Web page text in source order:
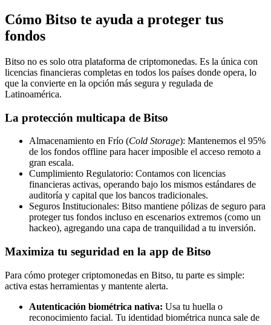
Cómo Bitso te ayuda a proteger tus
fondos
Bitso no es solo otra plataforma de criptomonedas. Es la única con
licencias financieras completas en todos los países donde opera, lo
que la convierte en la opción más segura y regulada de
Latinoamérica.
La protección multicapa de Bitso
Almacenamiento en Frío (Cold Storage): Mantenemos el 95%
de los fondos offline para hacer imposible el acceso remoto a
gran escala.
Cumplimiento Regulatorio: Contamos con licencias
financieras activas, operando bajo los mismos estándares de
auditoría y capital que los bancos tradicionales.
Seguros Institucionales: Bitso mantiene pólizas de seguro para
proteger tus fondos incluso en escenarios extremos (como un
hackeo), agregando una capa de tranquilidad a tu inversión.
Maximiza tu seguridad en la app de Bitso
Para cómo proteger criptomonedas en Bitso, tu parte es simple:
activa estas herramientas y mantente alerta.
Autenticación biométrica nativa: Usa tu huella o
reconocimiento facial. Tu identidad biométrica nunca sale de